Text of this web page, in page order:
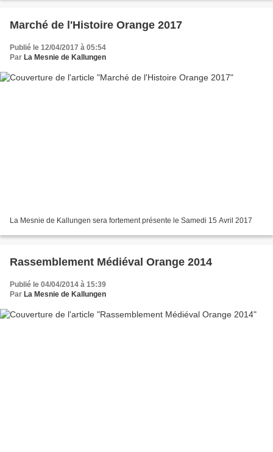
Marché de l'Histoire Orange 2017
Publié le 12/04/2017 à 05:54
Par La Mesnie de Kallungen
La Mesnie de Kallungen sera fortement présente le Samedi 15 Avril 2017
Rassemblement Médiéval Orange 2014
Publié le 04/04/2014 à 15:39
Par La Mesnie de Kallungen